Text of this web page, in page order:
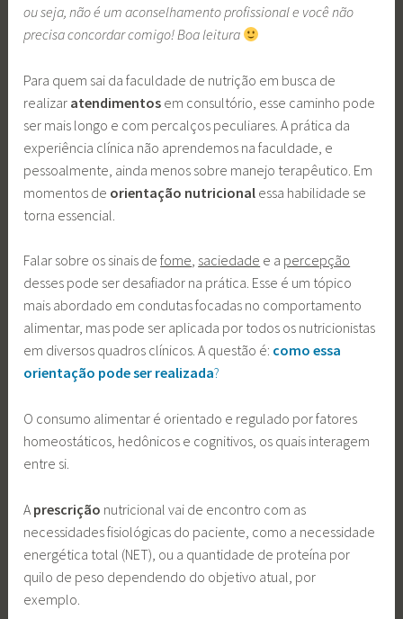
ou seja, não é um aconselhamento profissional e você não
precisa concordar comigo! Boa leitura
Para quem sai da faculdade de nutrição em busca de
realizar atendimentos em consultório, esse caminho pode
ser mais longo e com percalços peculiares. A prática da
experiência clínica não aprendemos na faculdade, e
pessoalmente, ainda menos sobre manejo terapêutico. Em
momentos de orientação nutricional essa habilidade se
torna essencial.
Falar sobre os sinais defome, saciedade e a percepção
desses pode ser desafiador na prática. Esse é um tópico
mais abordado em condutas focadas no comportamento
alimentar, mas pode ser aplicada por todos os nutricionistas
em diversos quadros clínicos. A questão é: como essa
orientação pode ser realizada?
O consumo alimentar é orientado e regulado por fatores
homeostáticos, hedônicos e cognitivos, os quais interagem
entre si.
A prescrição nutricional vai de encontro com as
necessidades fisiológicas do paciente, como a necessidade
energética total (NET), ou a quantidade de proteína por
quilo de peso dependendo do objetivo atual, por
exemplo.